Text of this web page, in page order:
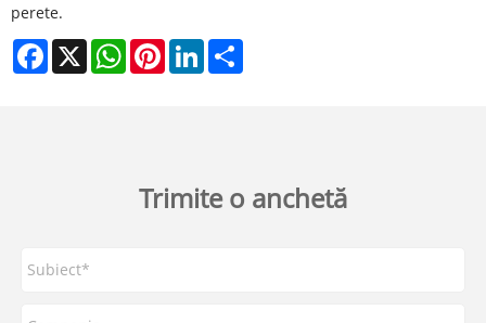
perete.
Facebook
X WhatsAppPinterestLinkedIn
Trimite o anchetă